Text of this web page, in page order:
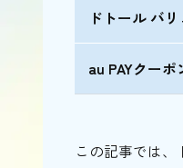
ドトール バ
au PAYクーポ
この記事では、